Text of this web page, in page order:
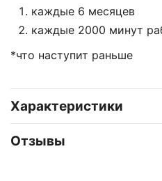
каждые 6 месяцев
каждые 2000 минут
*что наступит раньше
Характеристики
Отзывы